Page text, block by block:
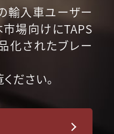
輸入車ユーザー
市場向けにTAPS
化されたブレー
ださい。